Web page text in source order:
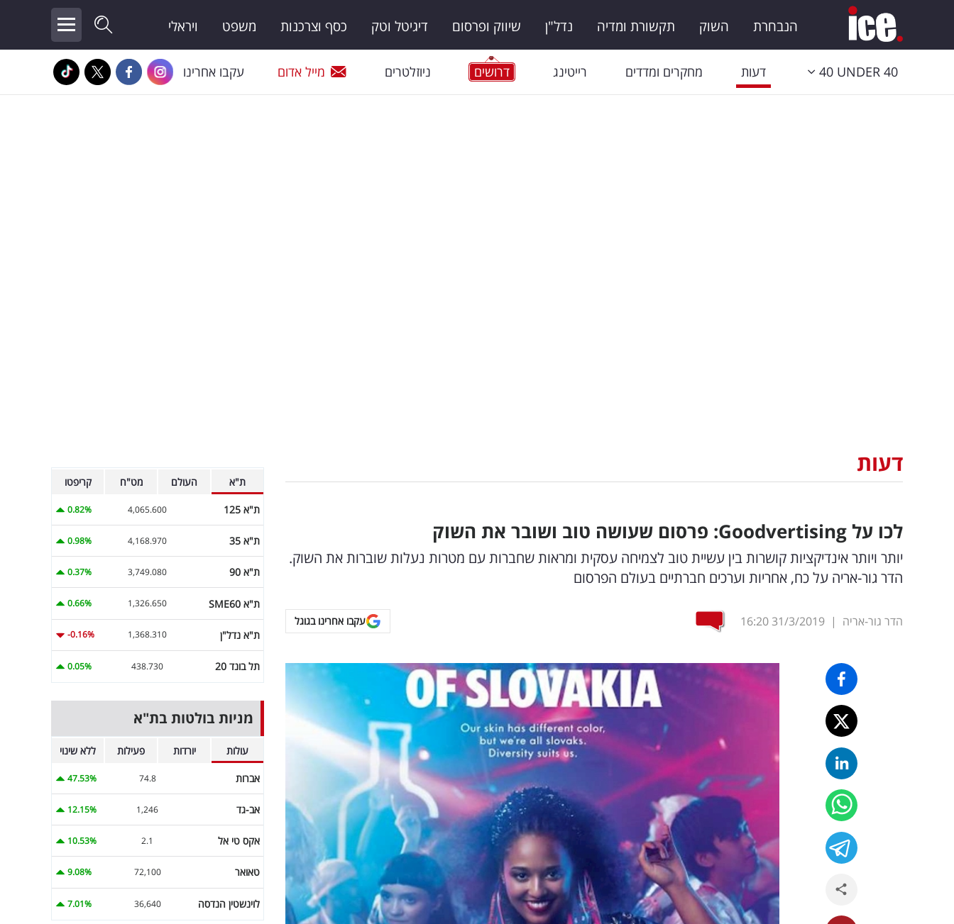
הנבחרת השוק תקשורת ומדיה נדל"ן שיווק ופרסום דיגיטל וטק כסף וצרכנות משפט ויראלי
40 UNDER 40 דעות מחקרים ומדדים רייטינג דרושים ניוזלטרים מייל אדום עקבו אחרינו
דעות
לכו עלGoodvertising: פרסום שעושה טוב ושובר את השוק
יותר ויותר אינדיקציות קושרות בין עשיית טוב לצמיחה עסקית ומראות שחברות עם מטרות נעלות שוברות את השוק.
הדר גור-אריה על כח, אחריות וערכים חברתיים בעולם הפרסום
הדר גור-אריה |
31/3/2019
16:20 עקבו אחרינו בגוגל
ת"א העולם מט"ח קריפטו
ת"א 125 4,065.600
0.82%
ת"א 35 4,168.970
0.98%
ת"א 90 3,749.080
0.37%
ת"א SME60 1,326.650
0.66%
ת"א נדל"ן 1,368.310
-0.16%
תל בונד 20 438.730
0.05%
מניות בולטות בת"א
עולות יורדות פעילות ללא שינוי
אברות 74.8
47.53%
אב-גד 1,246
12.15%
אקס טי אל 2.1
10.53%
טאואר 72,100
9.08%
לוינשטין הנדסה 36,640
7.01%